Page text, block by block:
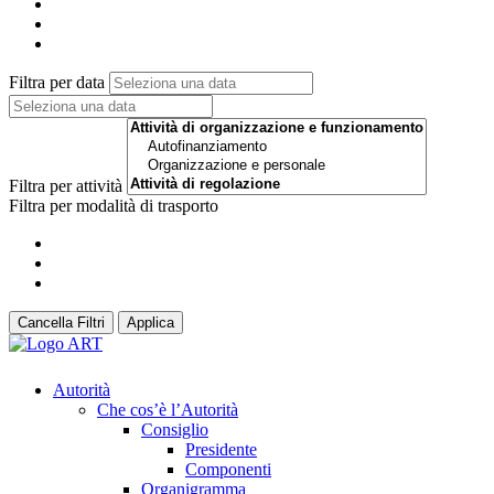
Filtra per data
Filtra per attività
Filtra per modalità di trasporto
Cancella Filtri Applica
Autorità
Che cos’è l’Autorità
Consiglio
Presidente
Componenti
Organigramma